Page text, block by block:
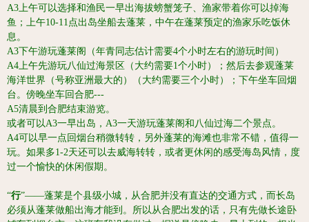
A3上午可以选择和渔民一早出海拔螃蟹笼子、渔家带着你可以掉海
鱼；上午10-11点出岛坐船去蓬莱，中午在蓬莱预定的渔家乐吃饭休
息。
A3下午游玩蓬莱阁（年青同志估计需要4个小时左右的游玩时间）
A4上午先游玩八仙过海景区（大约需要1个小时）；然后去参观蓬莱
海洋世界（号称亚洲最大的）（大约需要三个小时）；下午坐车回烟
台。傍晚坐车回合肥---
A5清晨到合肥结束游览。
或者可以A3一早出岛，A3一天游玩蓬莱阁和八仙过海二个景点。
A4可以早一点回烟台稍微转转，另外蓬莱的海滩也非常不错，值得一
玩。 如果多1-2天还可以去威海转转，或者更休闲的感受海岛风情，度
过一个愉快的休闲假期。
“行”——蓬莱是个县级小城，从合肥并没有直达的交通方式，而长岛
必须从蓬莱做船出海才能到。 所以从合肥出发的话，只有先做长途卧